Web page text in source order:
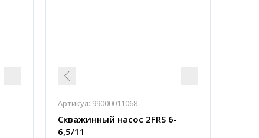
Артикул: 99000011068
Скважинный насос 2FRS 6-
6,5/11